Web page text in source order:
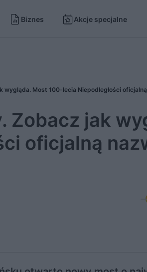
Biznes Akcje specjalne
Zobacz jak
oficjalną